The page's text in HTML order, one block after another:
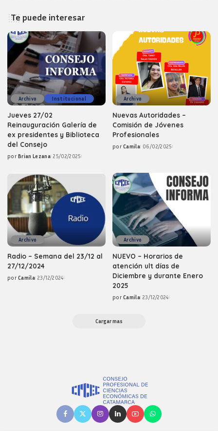
Te puede interesar
Archivo Institucional
Jueves 27/02
Reinauguración Galería de
ex presidentes y Biblioteca
del Consejo
Posted
por Brian Lezana 25/02/2025
Archivo
Nuevas Autoridades –
Comisión de Jóvenes
Profesionales
Posted
por Camila 06/02/2025
Archivo
Radio – Semana del 23/12 al
27/12/2024
Posted
por Camila 23/12/2024
Archivo
NUEVO – Horarios de
atención ult días de
Diciembre y durante Enero
2025
Posted
por Camila 23/12/2024
Cargar mas